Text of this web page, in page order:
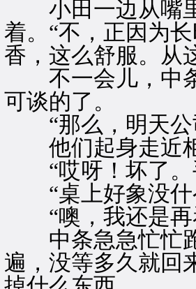
小田一边从嘴里
着。“不，正因为
香，这么舒服。从
不一会儿，中条
可谈的了。
“那么，明天公
他们起身走近柜
“哎呀！坏了。
“桌上好象没什
“噢，我还是再
中条急急忙忙跑
遍，没等多久就回